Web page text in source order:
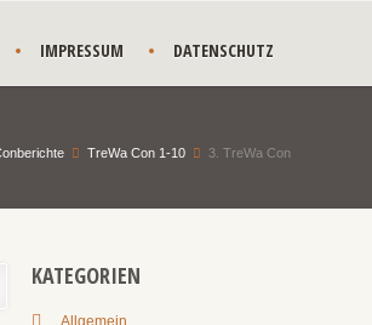
IMPRESSUM DATENSCHUTZ
TreWa Con 1-10 3. TreWa Con
KATEGORIEN
Allgemein